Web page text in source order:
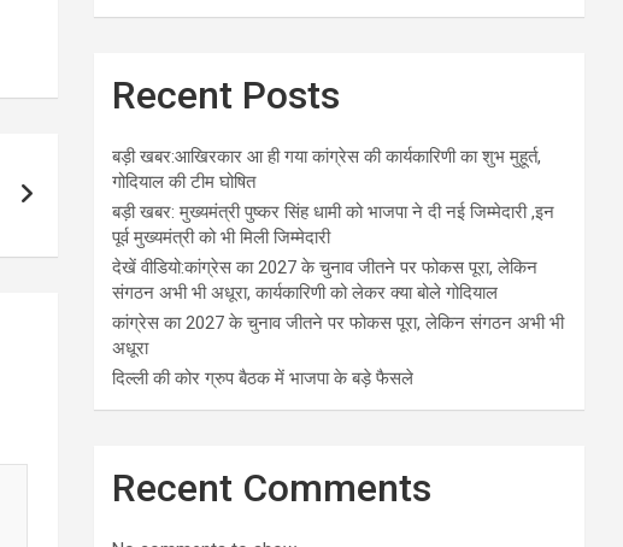
Recent Posts
बड़ी खबर:आखिरकार आ ही गया कांग्रेस की कार्यकारिणी का शुभ मुहूर्त,
गोदियाल की टीम घोषित
बड़ी खबर: मुख्यमंत्री पुष्कर सिंह धामी को भाजपा ने दी नई जिम्मेदारी ,इन
पूर्व मुख्यमंत्री को भी मिली जिम्मेदारी
देखें वीडियो:कांग्रेस का 2027 के चुनाव जीतने पर फोकस पूरा, लेकिन
संगठन अभी भी अधूरा, कार्यकारिणी को लेकर क्या बोले गोदियाल
कांग्रेस का 2027 के चुनाव जीतने पर फोकस पूरा, लेकिन संगठन अभी भी
अधूरा
दिल्ली की कोर ग्रुप बैठक में भाजपा के बड़े फैसले
Recent Comments